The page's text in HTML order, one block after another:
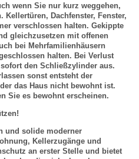
wenn Sie nur kurz weggehen,
Dachfenster, Fenster,
verschlossen halten. Gekippte
gleichzusetzen mit offenen
bei Mehrfamilienhäusern
halten. Bei Verlust
den Schließzylinder aus.
sonst entsteht der
das Haus nicht bewohnt ist.
Sie es bewohnt erscheinen.
und solide moderner
Kellerzugänge und
an erster Stelle und bietet